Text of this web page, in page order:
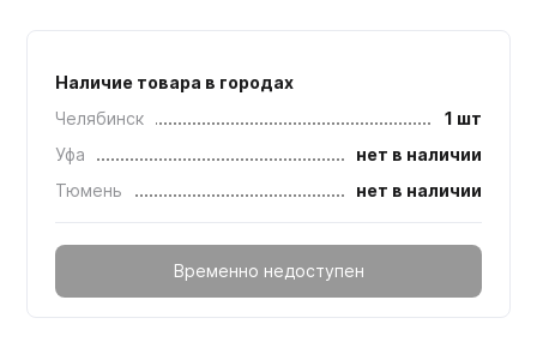
Наличие товара в городах
Челябинск
1 шт
Уфа
нет в наличии
Тюмень
нет в наличии
Временно недоступен